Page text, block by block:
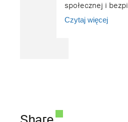
społecznej i
informacyjnego,
Czytaj więcej